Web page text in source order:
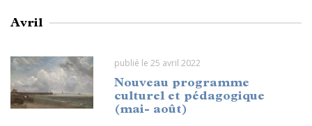
Avril
publié le 25 avril 2022
Nouveau programme
culturel et pédagogique
(mai- août)